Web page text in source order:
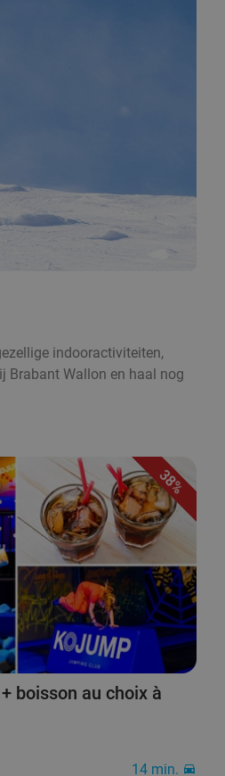
indooractiviteiten,
Brabant Wallon en haal nog
38%
boisson au choix à
14 min.